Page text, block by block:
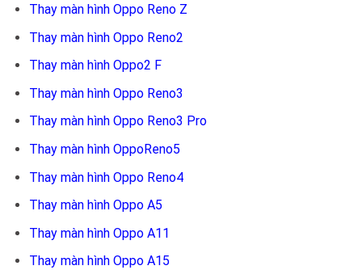
Thay màn hình Oppo Reno Z
Thay màn hình Oppo Reno2
Thay màn hình Oppo2 F
Thay màn hình Oppo Reno3
Thay màn hình Oppo Reno3 Pro
Thay màn hình OppoReno5
Thay màn hình Oppo Reno4
Thay màn hình Oppo A5
Thay màn hình Oppo A11
Thay màn hình Oppo A15